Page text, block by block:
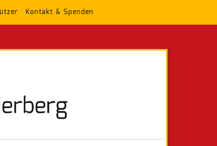
Kontakt & Spenden